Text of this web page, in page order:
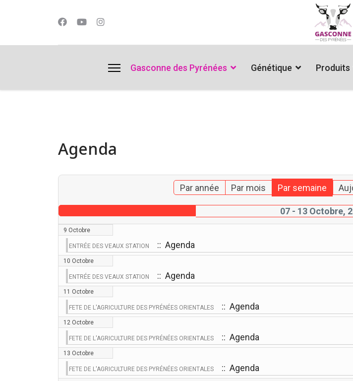
Gasconne des Pyrénées Génétique Produits
Agenda
Par année Par mois Par semaine
07 - 13 Octobre,
9 Octobre
ENTRÉE DES VEAUX STATION :: Agenda
10 Octobre
ENTRÉE DES VEAUX STATION :: Agenda
11 Octobre
FETE DE L'AGRICULTURE DES PYRÉNÉES ORIENTALES :: Agenda
12 Octobre
FETE DE L'AGRICULTURE DES PYRÉNÉES ORIENTALES :: Agenda
13 Octobre
FETE DE L'AGRICULTURE DES PYRÉNÉES ORIENTALES :: Agenda